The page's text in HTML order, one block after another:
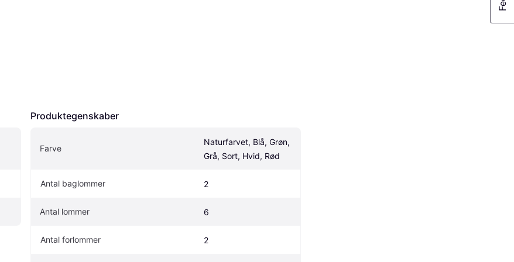
Produktegenskaber
Farve
Naturfarvet, Blå, Grøn,
Grå, Sort, Hvid, Rød
Antal baglommer 2
Antal lommer 6
Antal forlommer 2